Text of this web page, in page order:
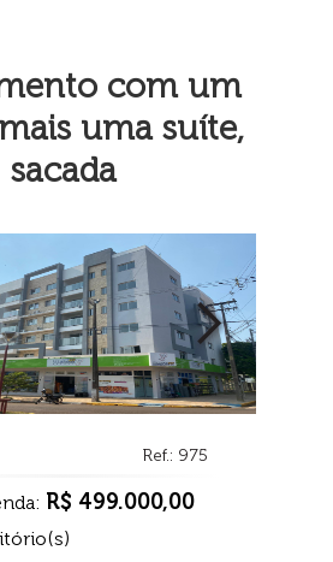
com um
uma suíte,
sacada
Ref.: 975
R$ 499.000,00